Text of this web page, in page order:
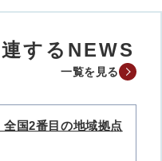
するNEWS
一覧を見る
国2番目の地域拠点